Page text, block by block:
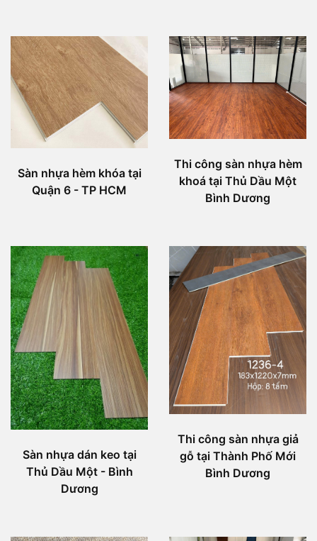
Sàn nhựa hèm khóa tại
Quận 6 - TP HCM
Thi công sàn nhựa hèm
khoá tại Thủ Dầu Một
Bình Dương
Sàn nhựa dán keo tại
Thủ Dầu Một - Bình
Dương
Thi công sàn nhựa giả
gỗ tại Thành Phố Mới
Bình Dương